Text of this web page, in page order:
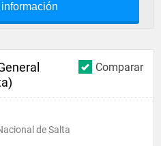
Comparar
de Salta